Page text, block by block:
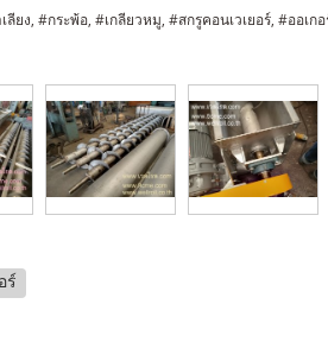
ยง, #กระพ้อ, #เกลียวหมู, #สกรูคอนเวเยอร์, #ออเกอ
ร์